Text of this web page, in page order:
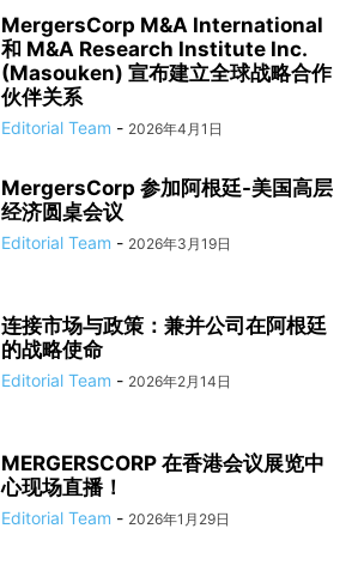
MergersCorp M&A International
和 M&A Research Institute Inc.
(Masouken) 宣布建立全球战略合作
伙伴关系
Editorial Team - 2026年4月1日
MergersCorp 参加阿根廷-美国高层
经济圆桌会议
Editorial Team - 2026年3月19日
连接市场与政策：兼并公司在阿根廷
的战略使命
Editorial Team - 2026年2月14日
MERGERSCORP 在香港会议展览中
心现场直播！
Editorial Team - 2026年1月29日